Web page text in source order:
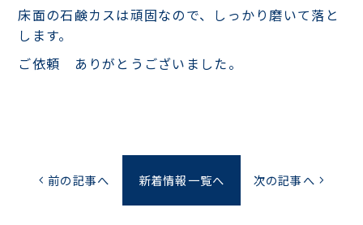
床面の石鹸カスは頑固なので、しっかり磨いて落と
します。
ご依頼 ありがとうございました。
chevron_left 前の記事へ 新着情報一覧へ 次の記事へ chevron_right